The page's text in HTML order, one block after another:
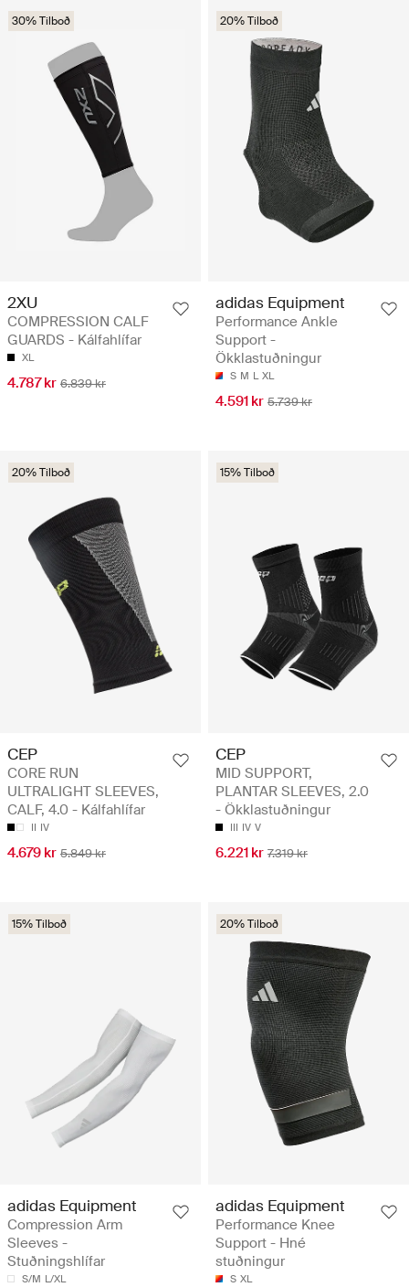
30% Tilboð
2XU
COMPRESSION CALF
GUARDS - Kálfahlífar
XL
4.787 kr 6.839 kr
20% Tilboð
adidas Equipment
Performance Ankle
Support -
Ökklastuðningur
S M L XL
4.591 kr 5.739 kr
20% Tilboð
CEP
CORE RUN
ULTRALIGHT SLEEVES,
CALF, 4.0 - Kálfahlífar
II IV
4.679 kr 5.849 kr
15% Tilboð
CEP
MID SUPPORT,
PLANTAR SLEEVES, 2.0
- Ökklastuðningur
III IV V
6.221 kr 7.319 kr
15% Tilboð
adidas Equipment
Compression Arm
Sleeves -
Stuðningshlífar
S/M L/XL
20% Tilboð
adidas Equipment
Performance Knee
Support - Hné
stuðningur
S XL